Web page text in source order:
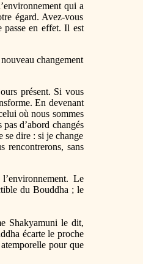
qui a
égard. Avez-vous
passe en effet. Il est
changement
présent. Si vous
En devenant
où nous sommes
d’abord changés
se dire : si je change
rencontrerons, sans
Le
du Bouddha ; le
Shakyamuni le dit,
écarte le proche
pour que